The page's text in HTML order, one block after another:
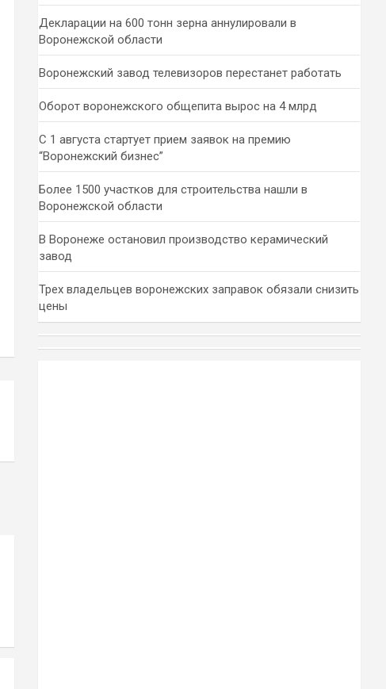
Декларации на 600 тонн зерна аннулировали в
Воронежской области
Воронежский завод телевизоров перестанет работать
Оборот воронежского общепита вырос на 4 млрд
С 1 августа стартует прием заявок на премию
“Воронежский бизнес”
Более 1500 участков для строительства нашли в
Воронежской области
В Воронеже остановил производство керамический
завод
Трех владельцев воронежских заправок обязали снизить
цены